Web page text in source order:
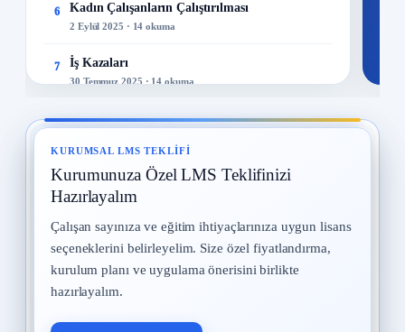
6 Kadın Çalışanların Çalıştırılması
2 Eylül 2025 · 14 okuma
7 İş Kazaları
30 Temmuz 2025 · 14 okuma
8 Yangın ve Gazlar
9 Meslek Hastalıkları
28 Temmuz 2025 · 14 okuma
10 İş Güvenliği Tarihi
15 Eylül 2025 · 13 okuma
KURUMSAL LMS TEKLIFI
Kurumunuza Özel LMS Teklifinizi
Hazırlayalım
Çalışan sayınıza ve eğitim ihtiyaçlarınıza uygun lisans
seçeneklerini belirleyelim. Size özel fiyatlandırma,
kurulum planı ve uygulama önerisini birlikte
hazırlayalım.